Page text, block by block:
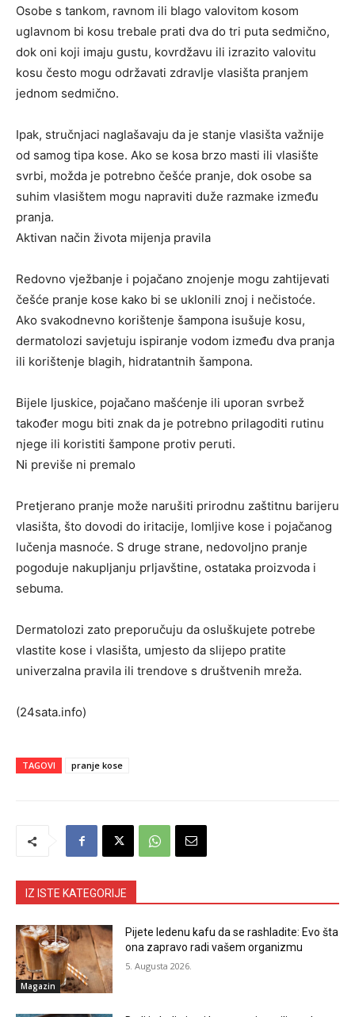
Osobe s tankom, ravnom ili blago valovitom kosom
uglavnom bi kosu trebale prati dva do tri puta sedmično,
dok oni koji imaju gustu, kovrdžavu ili izrazito valovitu
kosu često mogu održavati zdravlje vlasišta pranjem
jednom sedmično.
Ipak, stručnjaci naglašavaju da je stanje vlasišta važnije
od samog tipa kose. Ako se kosa brzo masti ili vlasište
svrbi, možda je potrebno češće pranje, dok osobe sa
suhim vlasištem mogu napraviti duže razmake između
pranja.
Aktivan način života mijenja pravila
Redovno vježbanje i pojačano znojenje mogu zahtijevati
češće pranje kose kako bi se uklonili znoj i nečistoće.
Ako svakodnevno korištenje šampona isušuje kosu,
dermatolozi savjetuju ispiranje vodom između dva pranja
ili korištenje blagih, hidratantnih šampona.
Bijele ljuskice, pojačano mašćenje ili uporan svrbež
također mogu biti znak da je potrebno prilagoditi rutinu
njege ili koristiti šampone protiv peruti.
Ni previše ni premalo
Pretjerano pranje može narušiti prirodnu zaštitnu barijeru
vlasišta, što dovodi do iritacije, lomljive kose i pojačanog
lučenja masnoće. S druge strane, nedovoljno pranje
pogoduje nakupljanju prljavštine, ostataka proizvoda i
sebuma.
Dermatolozi zato preporučuju da osluškujete potrebe
vlastite kose i vlasišta, umjesto da slijepo pratite
univerzalna pravila ili trendove s društvenih mreža.
(24sata.info)
TAGOVI pranje kose
IZ ISTE KATEGORIJE
Magazin
Pijete ledenu kafu da se rashladite: Evo šta
ona zapravo radi vašem organizmu
5. Augusta 2026.